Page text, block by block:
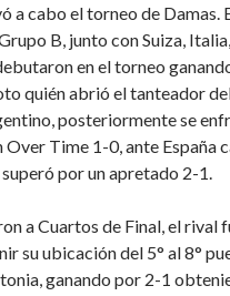
a cabo el torneo de Damas.
B, junto con Suiza,
en el torneo
quién abrió el tanteador
posteriormente se
Time 1-0, ante España
por un apretado 2-1.
a Cuartos de Final, el rival
su ubicación del 5° al 8°
ganando por 2-1